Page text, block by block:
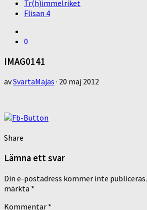
Tr(h)immelriket
Flisan 4
0
IMAG0141
avSvartaMajas · 20 maj 2012
Share
Lämna ett svar
Din e-postadress kommer inte publiceras.
märkta *
Kommentar *